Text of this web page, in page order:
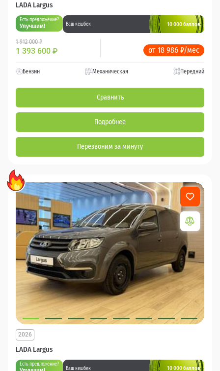
LADA Largus
Есть предложение?
Улучшим! Ваш кешбек 10 000 баллов
1 912 000 ₽
1 393 600 ₽ от 18 986 ₽/мес
Бензин Механическая Передний
Сравнить
Подробнее
Перезвоним за минуту
LADA Largus
2026
Есть предложение?
Ваш кешбек 10 000 баллов